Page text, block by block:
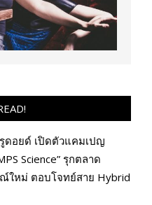
ดอยด์ เปิดตัวแคมเปญ
Science” รุกตลาด
ใหม่ ตอบโจทย์สาย Hybrid